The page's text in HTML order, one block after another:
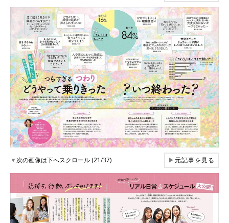
▼次の画像は下へスクロール (21/37) ▶元記事を見る